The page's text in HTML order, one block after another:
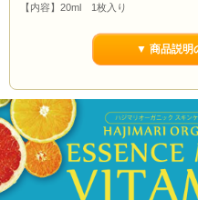
【内容】20ml 1枚入り
※ご使用前に商品裏面の使用方法、使
▼ 商品説明